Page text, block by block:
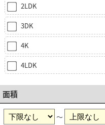
2LDK
3DK
4K
4LDK
面積
～